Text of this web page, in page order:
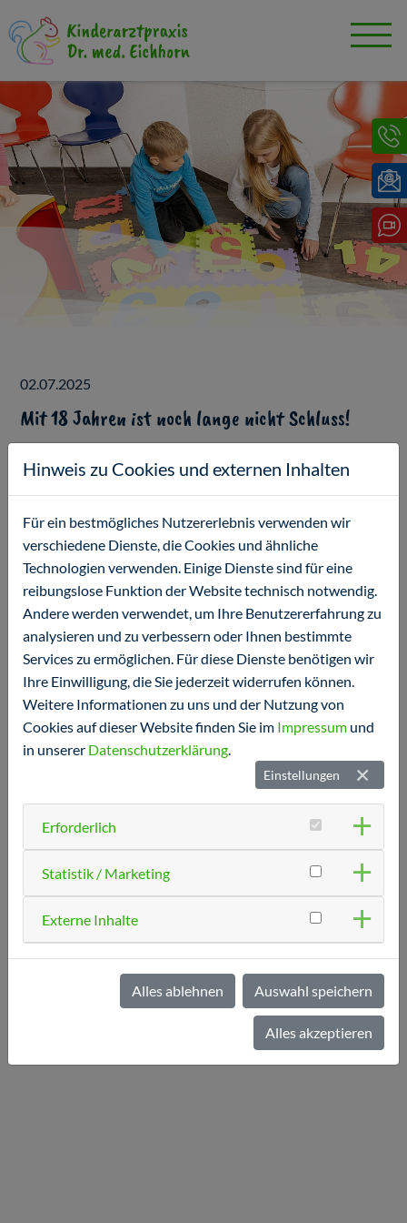
02.07.2025
Mit 18 Jahren ist noch lange nicht Schluss!
Behandlung von gesetzlich Versicherten bis zur Vollendung
des 21. Lebensjahres
Liebe Patienten,
ab 01. Oktober 2025 dürfen wir auch gesetzlich versicherte
Vollendung des 21. Lebensjahres behandeln.
Für privat versicherte Patienten und Selbstzahler besteht
grundsätzlich keine Altersbeschränkung!
Hinweis zu Cookies und externen Inhalten
Für ein bestmögliches Nutzererlebnis verwenden wir
verschiedene Dienste, die Cookies und ähnliche
Technologien verwenden. Einige Dienste sind für eine
reibungslose Funktion der Website technisch notwendig.
Andere werden verwendet, um Ihre Benutzererfahrung zu
analysieren und zu verbessern oder Ihnen bestimmte
Services zu ermöglichen. Für diese Dienste benötigen wir
Ihre Einwilligung, die Sie jederzeit widerrufen können.
Weitere Informationen zu uns und der Nutzung von
Cookies auf dieser Website finden Sie im Impressum und
in unserer Datenschutzerklärung
Einstellungen
Erforderlich
Statistik / Marketing
Externe Inhalte
Alles ablehnen Auswahl speichern
Alles akzeptieren